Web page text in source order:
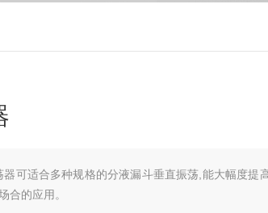
器可适合多种规格的分液漏斗垂直振荡,能大幅度提
合的应用。